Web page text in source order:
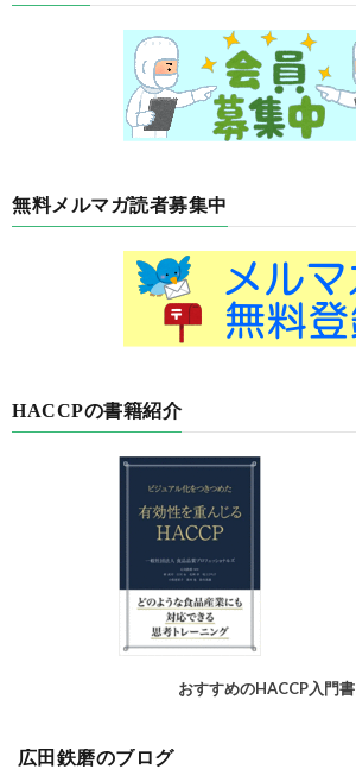
無料メルマガ読者募集中
HACCPの書籍紹介
おすすめのHACCP入門書
広田鉄磨のブログ